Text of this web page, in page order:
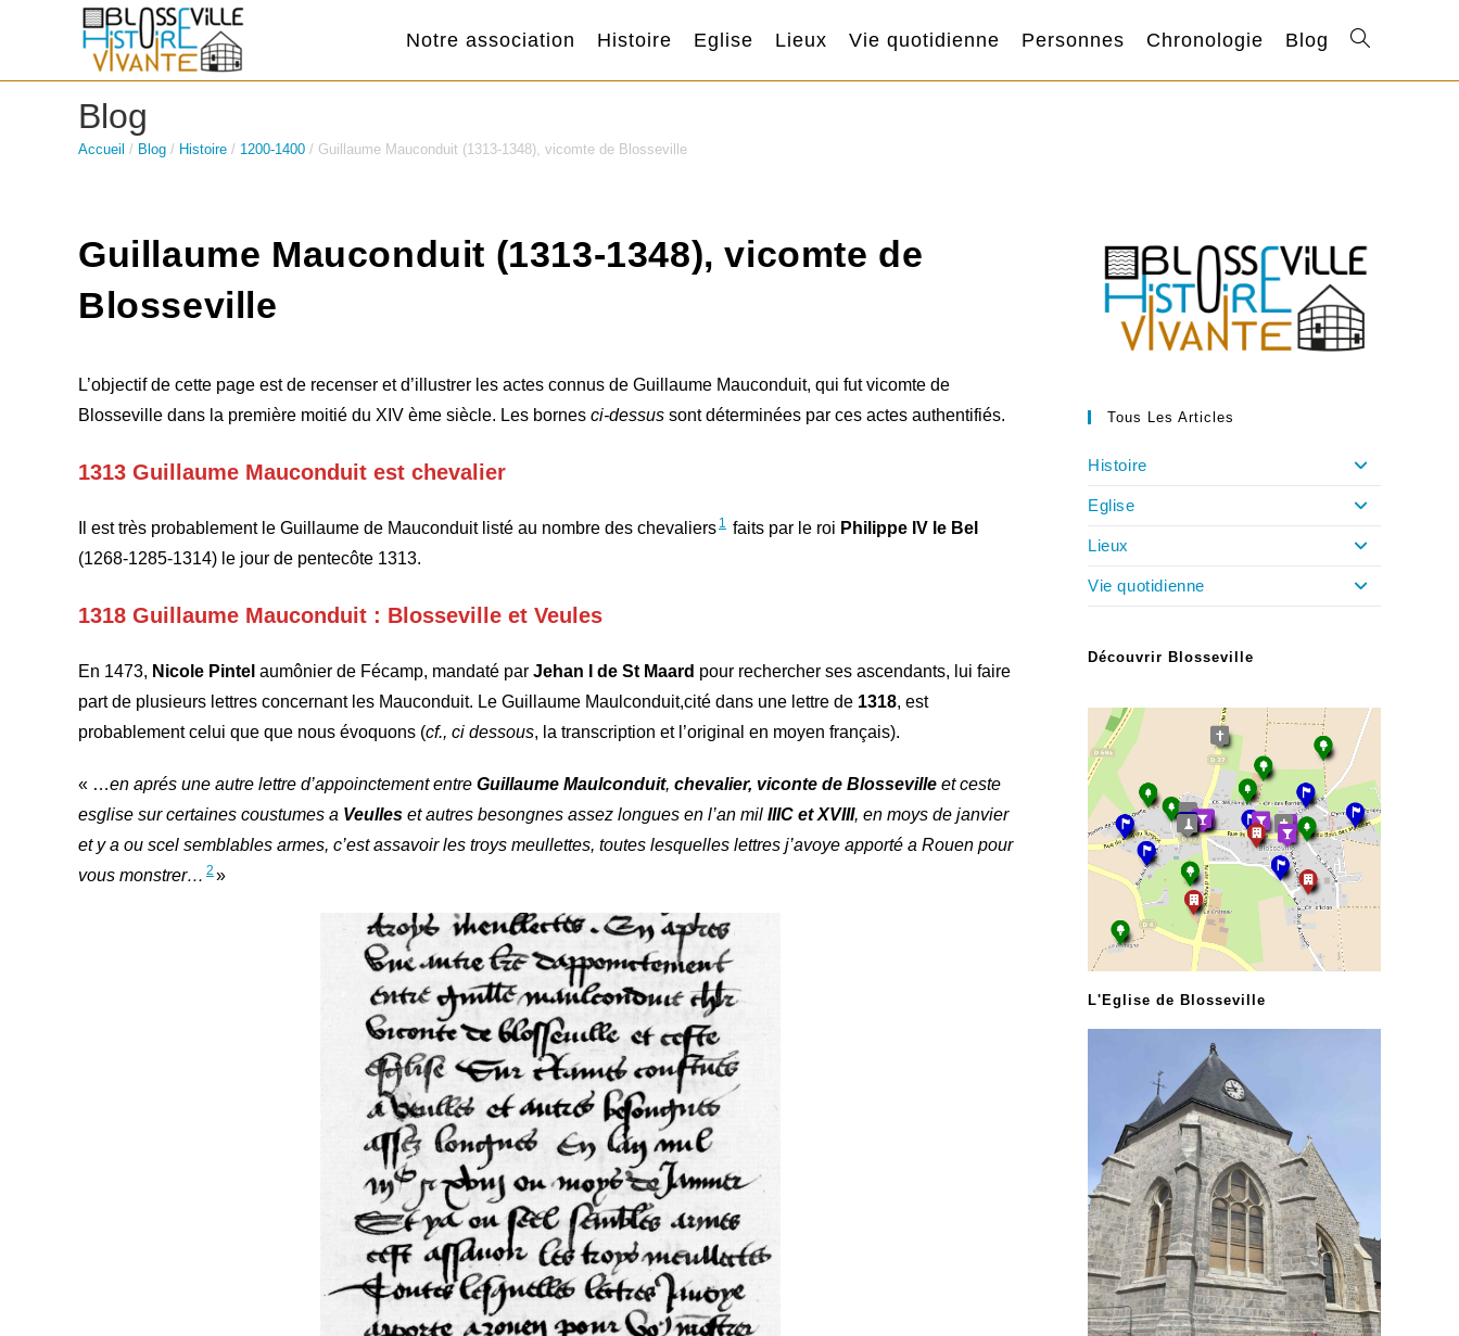
Notre association Histoire Eglise Lieux Vie quotidienne Personnes Chronologie Blog Toggle
Blog
Accueil / Blog / Histoire / 1200-1400 / Guillaume Mauconduit (1313-1348), vicomte de Blosseville
Guillaume Mauconduit (1313-1348), vicomte de
Blosseville
L’objectif de cette page est de recenser et d’illustrer les actes connus de Guillaume Mauconduit, qui fut vicomte de
Blosseville dans la première moitié du XIV ème siècle. Les bornes ci-dessus sont déterminées par ces actes authentifiés.
1313 Guillaume Mauconduit est chevalier
Il est très probablement le Guillaume de Mauconduit listé au nombre des chevaliers 1 faits par le roi Philippe IV le Bel
(1268-1285-1314) le jour de pentecôte 1313.
1318 Guillaume Mauconduit : Blosseville et Veules
En 1473, Nicole Pintel aumônier de Fécamp, mandaté par Jehan I de St Maard pour rechercher ses ascendants, lui faire
part de plusieurs lettres concernant les Mauconduit. Le Guillaume Maulconduit,cité dans une lettre de 1318, est
probablement celui que que nous évoquons (cf., ci dessous, la transcription et l’original en moyen français).
« …en aprés une autre lettre d’appoinctement entre Guillaume Maulconduit, chevalier, viconte de Blosseville et ceste
esglise sur certaines coustumes a Veulles et autres besongnes assez longues en l’an mil IIIC et XVIII, en moys de janvier
et y a ou scel semblables armes, c’est assavoir les troys meullettes, toutes lesquelles lettres j’avoye apporté a Rouen pour
vous monstrer… 2 »
Tous Les Articles
Histoire
Eglise
Lieux
Vie quotidienne
Découvrir Blosseville
L'Eglise de Blosseville